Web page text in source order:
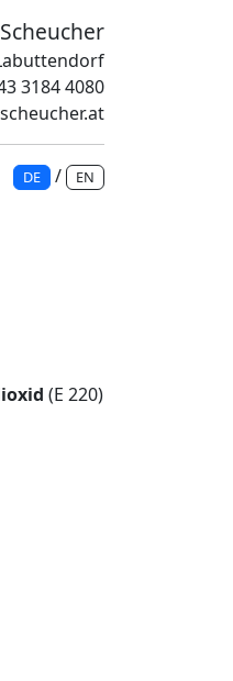
3184 4080
DE / EN
(E 220)